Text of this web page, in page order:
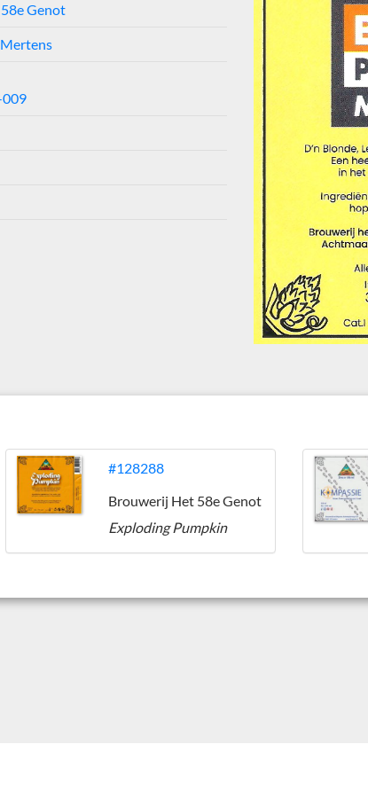
Genot
009
#128288
Brouwerij Het 58e Genot
Exploding Pumpkin